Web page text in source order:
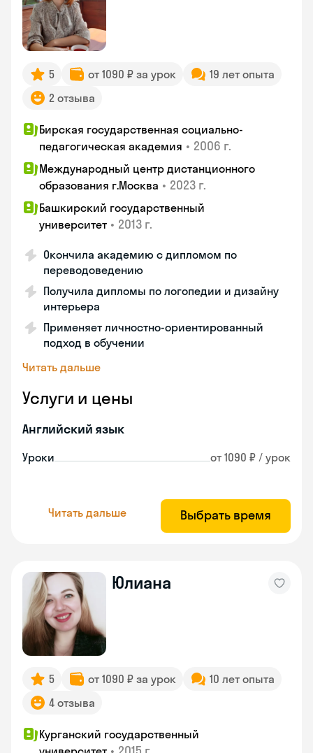
5 от 1090 ₽ за урок
19 лет опыта
2 отзыва
Бирская государственная социально-
педагогическая академия • 2006 г.
Международный центр дистанционного
образования г.Москва • 2023 г.
Башкирский государственный
университет • 2013 г.
Окончила академию с дипломом по
переводоведению
Получила дипломы по логопедии и дизайну
интерьера
Применяет личностно-ориентированный
подход в обучении
Читать дальше
Услуги и цены
Английский язык
Уроки от 1090 ₽ / урок
Читать дальше Выбрать время
Юлиана
5 от 1090 ₽ за урок
10 лет опыта
4 отзыва
Курганский государственный